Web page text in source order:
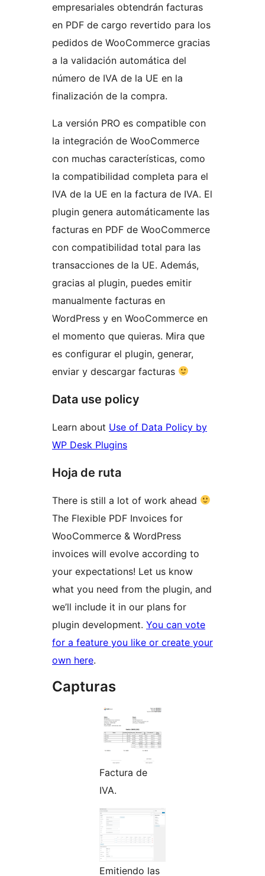
empresariales obtendrán facturas
en PDF de cargo revertido para los
pedidos de WooCommerce gracias
a la validación automática del
número de IVA de la UE en la
finalización de la compra.
La versión PRO es compatible con
la integración de WooCommerce
con muchas características, como
la compatibilidad completa para el
IVA de la UE en la factura de IVA. El
plugin genera automáticamente las
facturas en PDF de WooCommerce
con compatibilidad total para las
transacciones de la UE. Además,
gracias al plugin, puedes emitir
manualmente facturas en
WordPress y en WooCommerce en
el momento que quieras. Mira que
es configurar el plugin, generar,
enviar y descargar facturas
Data use policy
Learn about Use of Data Policy by
WP Desk Plugins
Hoja de ruta
There is still a lot of work ahead
The Flexible PDF Invoices for
WooCommerce & WordPress
invoices will evolve according to
your expectations! Let us know
what you need from the plugin, and
we’ll include it in our plans for
plugin development. You can vote
for a feature you like or create your
own here.
Capturas
Factura de
IVA.
Emitiendo las